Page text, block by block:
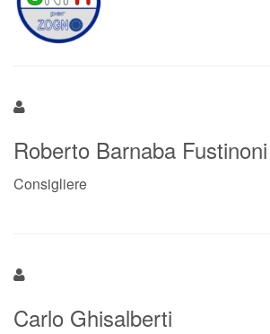
Roberto Barnaba Fustinoni
Consigliere
Carlo Ghisalberti